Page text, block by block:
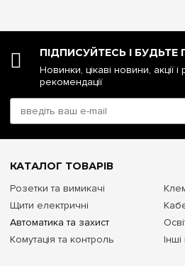
ПІДПИСУЙТЕСЬ І
Новинки, цікаві новини, акції
рекомендації
КАТАЛОГ ТОВАРІВ
Розетки та вимикачі
Щити електричні
Автоматика та захист
Комутація та контроль
Інші